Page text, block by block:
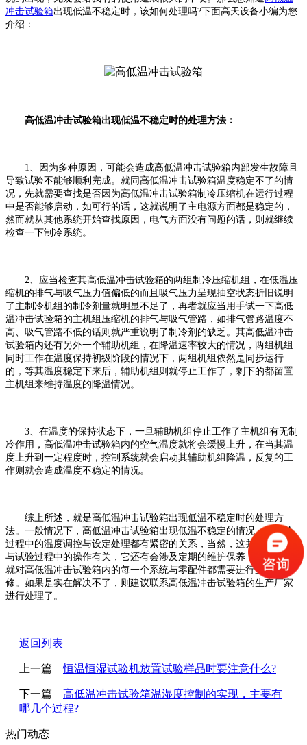
冲击试验箱出现低温不稳定时，该如何处理吗?下面高天设备小编为您
介绍：
高低温冲击试验箱出现低温不稳定时的处理方法：
1、因为多种原因，可能会造成高低温冲击试验箱内部发生故障且
导致试验不能够顺利完成。就同高低温冲击试验箱温度稳定不了的情
况，先就需要查找是否因为高低温冲击试验箱制冷压缩机在运行过程
中是否能够启动，如可行的话，这就说明了主电源方面都是稳定的，
然而就从其他系统开始查找原因，电气方面没有问题的话，则就继续
检查一下制冷系统。
2、应当检查其高低温冲击试验箱的两组制冷压缩机组，在低温压
缩机的排气与吸气压力值偏低的而且吸气压力呈现抽空状态折旧说明
了主制冷机组的制冷剂量就明显不足了，再者就应当用手试一下高低
温冲击试验箱的主机组压缩机的排气与吸气管路，如排气管路温度不
高、吸气管路不低的话则就严重说明了制冷剂的缺乏。其高低温冲击
试验箱内还有另外一个辅助机组，在降温速率较大的情况，两组机组
同时工作在温度保持初级阶段的情况下，两组机组依然是同步运行
的，等其温度稳定下来后，辅助机组则就停止工作了，剩下的都留置
主机组来维持温度的降温情况。
3、在温度的保持状态下，一旦辅助机组停止工作了主机组有无制
冷作用，高低温冲击试验箱内的空气温度就将会缓慢上升，在当其温
度上升到一定程度时，控制系统就会启动其辅助机组降温，反复的工
作则就会造成温度不稳定的情况。
综上所述，就是高低温冲击试验箱出现低温不稳定时的处理方
法。一般情况下，高低温冲击试验箱出现低温不稳定的情况，与试验
过程中的温度调控与设定处理都有紧密的关系，当然，这并不仅仅只
与试验过程中的操作有关，它还有会涉及定期的维护保养，这是我们
就对高低温冲击试验箱内的每一个系统与零配件都需要进行查漏与维
修。如果是实在解决不了，则建议联系高低温冲击试验箱的生产厂家
进行处理了。
返回列表
上一篇恒温恒湿试验机放置试验样品时要注意什么?
下一篇 高低温冲击试验箱温湿度控制的实现，主要有
哪几个过程?
热门动态